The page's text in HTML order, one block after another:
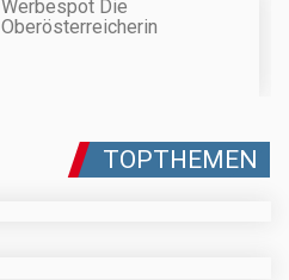
Werbespot Die
Oberösterreicherin
TOPTHEMEN